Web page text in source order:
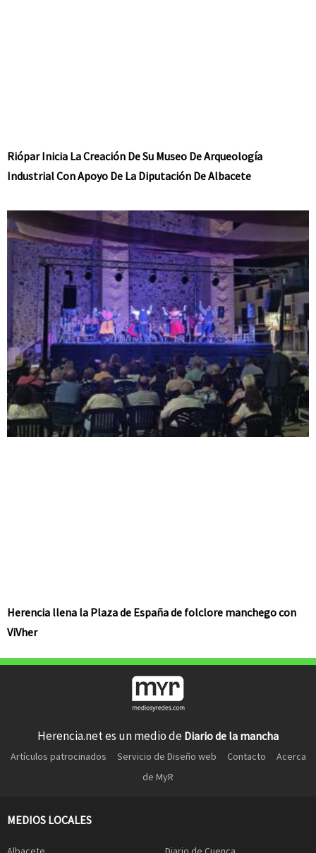
Riópar Inicia La Creación De Su Museo De Arqueología
Industrial Con Apoyo De La Diputación De Albacete
Herencia llena la Plaza de España de folclore manchego con
ViVher
Herencia.net es un medio de Diario de la mancha
Artículos patrocinados Servicio de Diseño web Contacto
Acerca
de MyR
MEDIOS LOCALES